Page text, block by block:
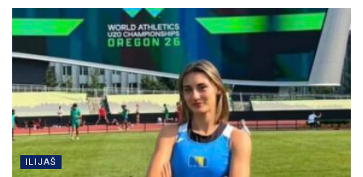
ILIJAŠ